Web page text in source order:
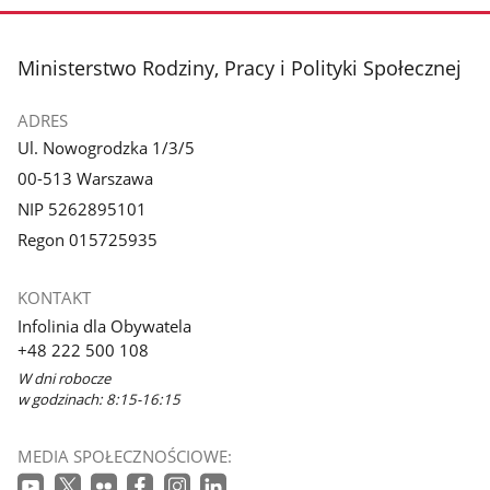
stopka
Ministerstwo Rodziny, Pracy i Polityki Społecznej
ADRES
Ul. Nowogrodzka 1/3/5
00-513 Warszawa
NIP 5262895101
Regon 015725935
KONTAKT
Infolinia dla Obywatela
+48 222 500 108
W dni robocze
w godzinach: 8:15-16:15
MEDIA SPOŁECZNOŚCIOWE: